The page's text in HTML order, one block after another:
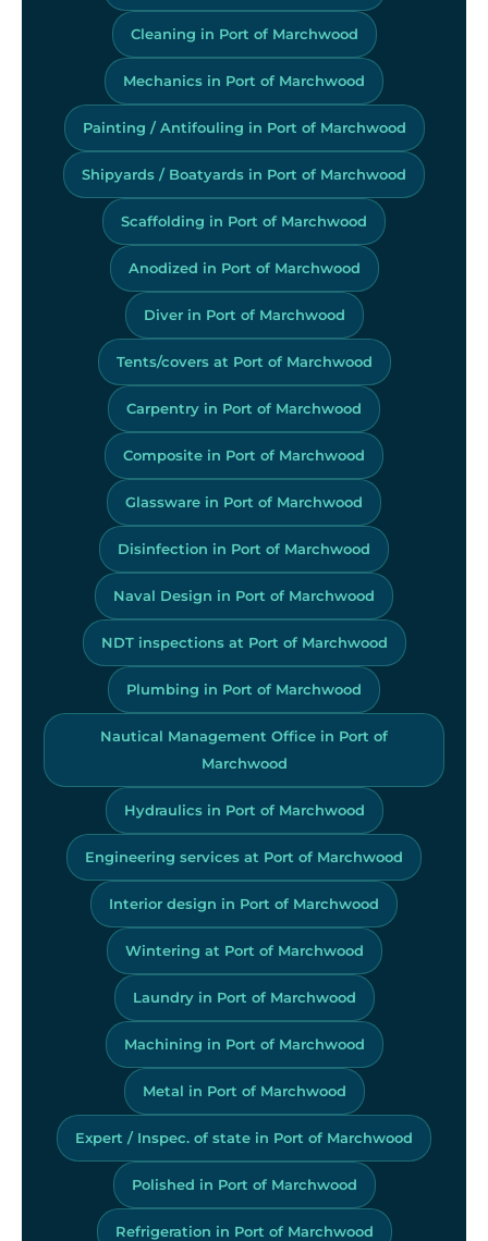
Cleaning in Port of Marchwood
Mechanics in Port of Marchwood
Painting / Antifouling in Port of Marchwood
Shipyards / Boatyards in Port of Marchwood
Scaffolding in Port of Marchwood
Anodized in Port of Marchwood
Diver in Port of Marchwood
Tents/covers at Port of Marchwood
Carpentry in Port of Marchwood
Composite in Port of Marchwood
Glassware in Port of Marchwood
Disinfection in Port of Marchwood
Naval Design in Port of Marchwood
NDT inspections at Port of Marchwood
Plumbing in Port of Marchwood
Nautical Management Office in Port of
Marchwood
Hydraulics in Port of Marchwood
Engineering services at Port of Marchwood
Interior design in Port of Marchwood
Wintering at Port of Marchwood
Laundry in Port of Marchwood
Machining in Port of Marchwood
Metal in Port of Marchwood
Expert / Inspec. of state in Port of Marchwood
Polished in Port of Marchwood
Refrigeration in Port of Marchwood